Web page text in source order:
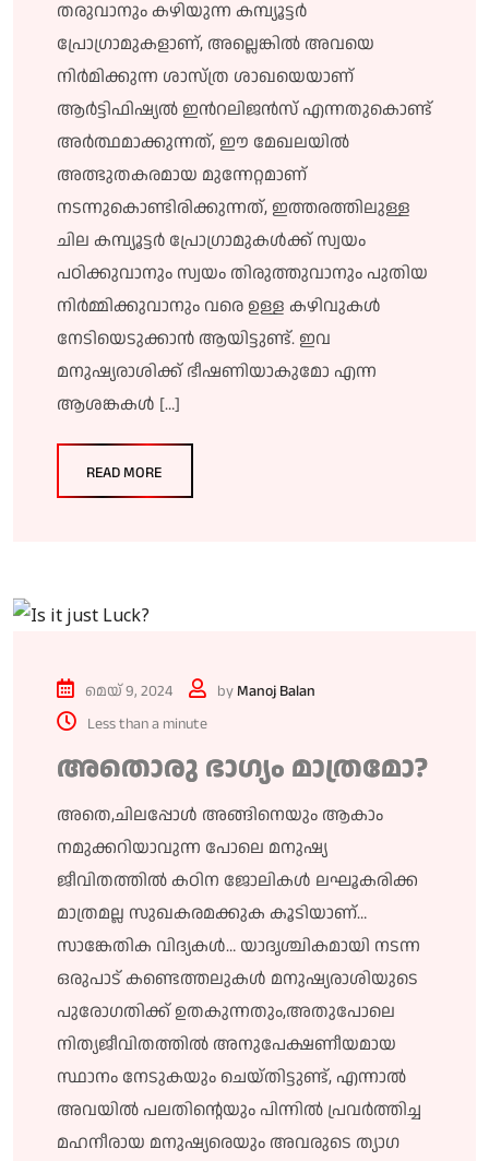
തരുവാനും കഴിയുന്ന കമ്പ്യൂട്ടർ
പ്രോഗ്രാമുകളാണ്, അല്ലെങ്കിൽ അവയെ
നിർമിക്കുന്ന ശാസ്ത്ര ശാഖയെയാണ്
ആർട്ടിഫിഷ്യൽ ഇൻറലിജൻസ് എന്നതുകൊണ്ട്
അർത്ഥമാക്കുന്നത്, ഈ മേഖലയിൽ
അത്ഭുതകരമായ മുന്നേറ്റമാണ്
നടന്നുകൊണ്ടിരിക്കുന്നത്, ഇത്തരത്തിലുള്ള
ചില കമ്പ്യൂട്ടർ പ്രോഗ്രാമുകൾക്ക് സ്വയം
പഠിക്കുവാനും സ്വയം തിരുത്തുവാനും പുതിയ
നിർമ്മിക്കുവാനും വരെ ഉള്ള കഴിവുകൾ
നേടിയെടുക്കാൻ ആയിട്ടുണ്ട്. ഇവ
മനുഷ്യരാശിക്ക് ഭീഷണിയാകുമോ എന്ന
ആശങ്കകൾ […]
READ MORE
മെയ്‌ 9, 2024 byManoj Balan
Less than a minute
അതൊരു ഭാഗ്യം മാത്രമോ?
അതെ,ചിലപ്പോൾ അങ്ങിനെയും ആകാം
നമുക്കറിയാവുന്ന പോലെ മനുഷ്യ
ജീവിതത്തിൽ കഠിന ജോലികൾ ലഘൂകരിക്ക
മാത്രമല്ല സുഖകരമക്കുക കൂടിയാണ്…
സാങ്കേതിക വിദ്യകൾ… യാദൃശ്ചികമായി നടന്ന
ഒരുപാട് കണ്ടെത്തലുകൾ മനുഷ്യരാശിയുടെ
പുരോഗതിക്ക് ഉതകുന്നതും,അതുപോലെ
നിത്യജീവിതത്തിൽ അനുപേക്ഷണീയമായ
സ്ഥാനം നേടുകയും ചെയ്തിട്ടുണ്ട്, എന്നാൽ
അവയിൽ പലതിൻ്റെയും പിന്നിൽ പ്രവർത്തിച്ച
മഹനീരായ മനുഷ്യരെയും അവരുടെ ത്യാഗ